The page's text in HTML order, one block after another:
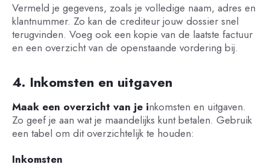
Vermeld je gegevens, zoals je volledige naam, adres en
klantnummer. Zo kan de crediteur jouw dossier snel
terugvinden. Voeg ook een kopie van de laatste factuur
en een overzicht van de openstaande vordering bij.
4. Inkomsten en uitgaven
Maak een overzicht van je inkomsten en uitgaven.
Zo geef je aan wat je maandelijks kunt betalen. Gebruik
een tabel om dit overzichtelijk te houden:
Inkomsten